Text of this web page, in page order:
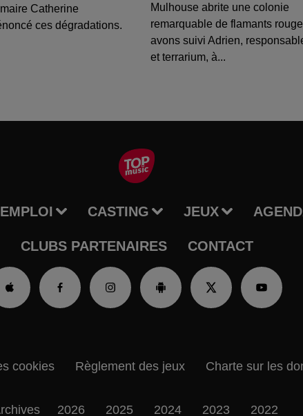
Catherine
ces dégradations.
Mulhouse abrite une colonie
remarquable de flamants
avons suivi Adrien,
et terrarium, à...
CASTING JEUX
CLUBS PARTENAIRES CONTACT
cookies Règlement des jeux Charte sur les
2026 2025 2024 2023 2022